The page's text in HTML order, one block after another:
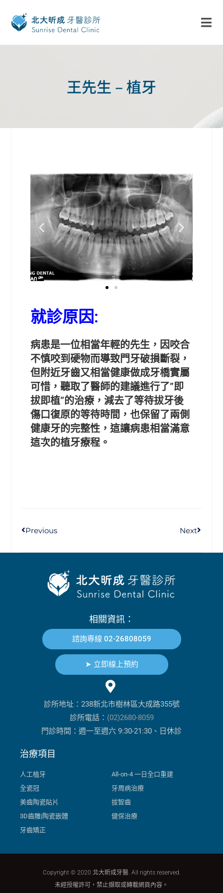
王先生 – 植牙
就診原因:
病患是一位相當年輕的先生，因咬合
不慎咬到硬物而導致門牙破損斷裂，
但附近牙齒又相當健康做成牙橋實屬
可惜，聽取了醫師的建議進行了”即
拔即植”的治療，減去了等待拔牙後
傷口復原的等待時間，也保留了兩側
健康牙的完整性，這讓病患相當滿意
這次的植牙療程。
Previous Next
相關資訊：
諮詢專線 02-26808059
➤ 立即線上預約
診所地址：238新北市樹林區大成路355號
診所電話： (02)2680-8059
門診時間：週一至週六 9:30-21:30、日休診
治療項目
人工植牙
全瓷冠
美齒陶瓷貼片
3D齒雕|陶瓷嵌體
牙齒矯正
All-on-4 一日全口重建
牙周病治療
拔智齒
健保治療
Copyright © 2020 北大昕成牙醫. All rights reserved.
未經授權許可，禁止擷取或轉載網頁內容。